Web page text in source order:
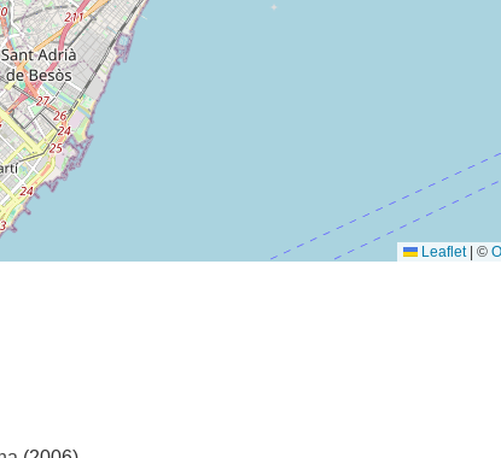
Leaflet ©